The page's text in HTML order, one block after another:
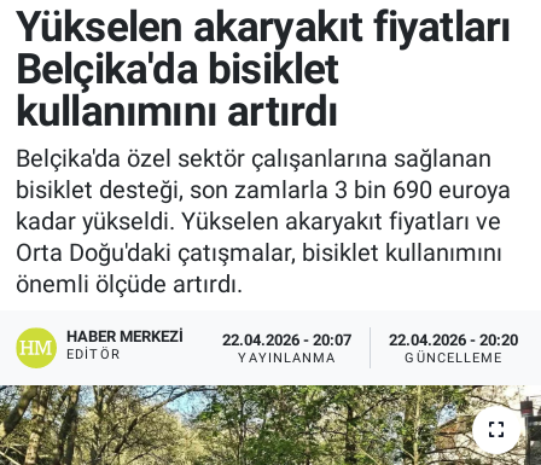
Yükselen akaryakıt fiyatları
Belçika'da bisiklet
kullanımını artırdı
Belçika'da özel sektör çalışanlarına sağlanan
bisiklet desteği, son zamlarla 3 bin 690 euroya
kadar yükseldi. Yükselen akaryakıt fiyatları ve
Orta Doğu'daki çatışmalar, bisiklet kullanımını
önemli ölçüde artırdı.
HABER MERKEZI
EDITÖR
22.04.2026 - 20:07
YAYINLANMA
22.04.2026 - 20:20
GÜNCELLEME